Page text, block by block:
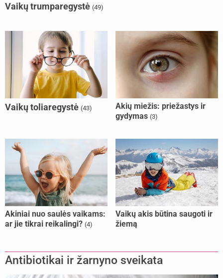
Vaikų trumparegystė (49)
Vaikų toliaregystė (43)
Akių miežis: priežastys ir
gydymas (3)
Akiniai nuo saulės vaikams:
ar jie tikrai reikalingi? (4)
Vaikų akis būtina saugoti ir
žiemą
Antibiotikai ir žarnyno sveikata